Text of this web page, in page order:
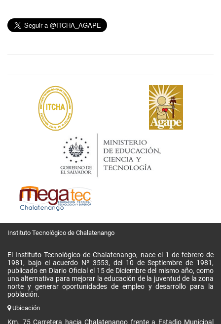
Instituto Tecnológico de Chalatenango
El Instituto Tecnológico de Chalatenango, nace el 1 de febrero de
1981, bajo el acuerdo Nº 3553, del 10 de Septiembre de 1981,
publicado en Diario Oficial el 15 de Diciembre del mismo año, como
una alternativa para mejorar la educación de la juventud de la zona
norte y generar oportunidades de empleo y desarrollo para la
población.
Ubicación
Km. 75 Carretera hacia Chalatenango frente a Estadio Municipal